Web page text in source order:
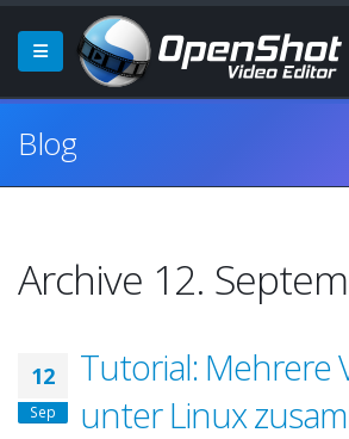
Blog
Archive 12.
12
Sep
Tutorial: Mehrere
unter Linux